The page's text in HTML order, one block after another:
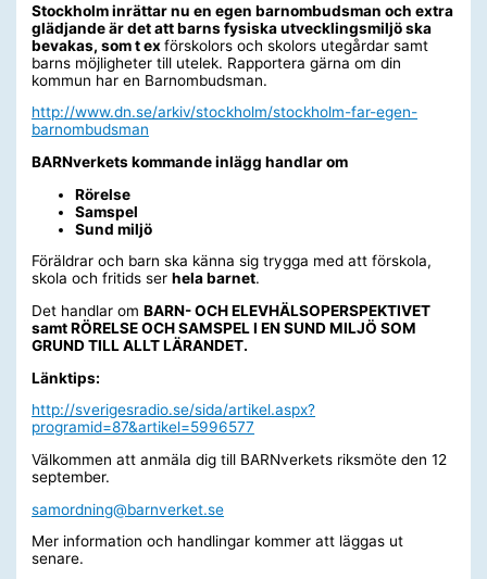
Stockholm inrättar nu en egen barnombudsman och extra
glädjande är det att barns fysiska utvecklingsmiljö ska
bevakas, som t exförskolors och skolors utegårdar samt
barns möjligheter till utelek. Rapportera gärna om din
kommun har en Barnombudsman.
http://www.dn.se/arkiv/stockholm/stockholm-far-egen-
barnombudsman
BARNverkets kommande inlägg handlar om
Rörelse
Samspel
Sund miljö
Föräldrar och barn ska känna sig trygga med att förskola,
skola och fritids serhela barnet.
Det handlar omBARN- OCH ELEVHÄLSOPERSPEKTIVET
samtRÖRELSE OCH SAMSPEL I EN SUND MILJÖ SOM
GRUND TILL ALLT LÄRANDET.
Länktips:
http://sverigesradio.se/sida/artikel.aspx?
programid=87&artikel=5996577
Välkommen att anmäla dig till BARNverkets riksmöte den 12
september.
samordning@barnverket.se
Mer information och handlingar kommer att läggas ut
senare.